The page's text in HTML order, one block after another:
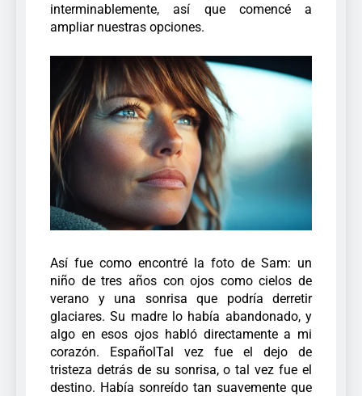
interminablemente, así que comencé a
ampliar nuestras opciones.
Así fue como encontré la foto de Sam: un
niño de tres años con ojos como cielos de
verano y una sonrisa que podría derretir
glaciares.Su madre lo había abandonado, y
algo en esos ojos habló directamente a mi
corazón. EspañolTal vez fue el dejo de
tristeza detrás de su sonrisa, o tal vez fue el
destino. Había sonreído tan suavemente que